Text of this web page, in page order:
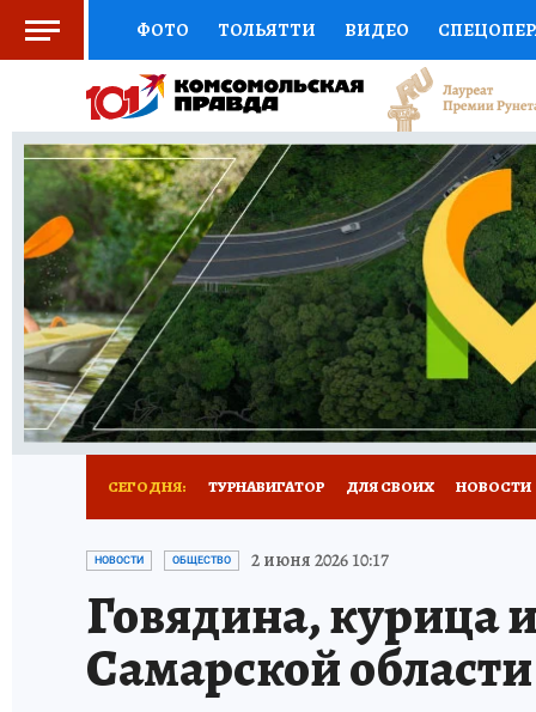
ФОТО ТОЛЬЯТТИ ВИДЕО
СОЦПОДДЕРЖКА НАУКА СПОРТ
ВЫБОР ЭКСПЕРТОВ ДОКТОР
КНИЖНАЯ ПОЛКА ПРОГНОЗЫ НА СПОРТ
ПРЕСС-ЦЕНТР НЕДВИЖИМОСТЬ
КОЛЛЕКЦИИ КП РЕКЛАМА ОБЪЯВЛЕНИЯ
СЕГОДНЯ: ТУРНАВИГАТОР ДЛЯ СВОИХ НОВОСТИ
НАДЕЖНЫЕ РАБОТОДАТЕЛИ
НОВЫЙ ГОД В САМАРЕ КП В МАХ
КУЙБЫШЕВ - ФРОНТУ ИТОГИ ГОДА-2024
НОВОСТИ ОБЩЕСТВО 2 июня 2026 10:17
Говядина, курица
Самарской